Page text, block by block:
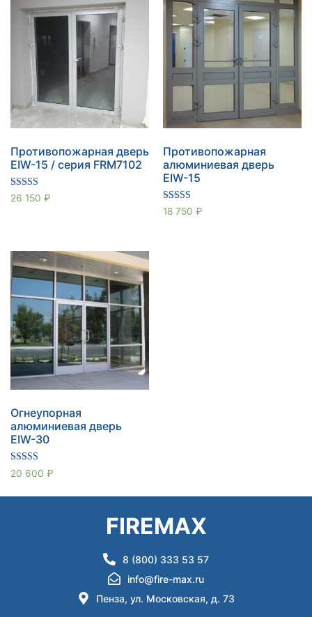
Противопожарная дверь
EIW-15 / серия FRM7102
Оценка
5.00
26 150 ₽
Противопожарная
алюминиевая дверь
EIW-15
Оценка
5.00
18 750 ₽
Огнеупорная
алюминиевая дверь
EIW-30
Оценка
5.00
20 600 ₽
FIREMAX
8 (800) 333 53 57
info@fire-max.ru
Пенза, ул. Московская, д. 73